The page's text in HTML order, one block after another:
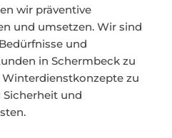
wir präventive
und umsetzen. Wir sind
und
in Schermbeck zu
zu
und